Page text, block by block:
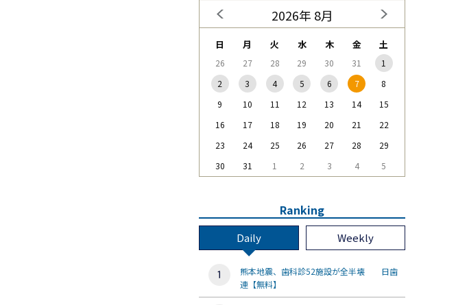
2026年 8月
日 月 火 水 木 金 土
26 27 28 29 30 31
1
2
3 4 5 6 7
8
9
10 11 12 13 14
15
16
17 18 19 20 21
22
23
24 25 26 27 28
29
30
31 1 2 3 4 5
Ranking
Daily Weekly
熊本地震、歯科診52施設が全半壊 日歯
連【無料】